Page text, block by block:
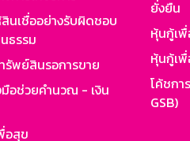
สินเชื่ออย่างรับผิดชอบ
ธรรม
รัพย์สินรอการขาย
มือช่วยคำนวณ - เงิน
อสุข
ยั่งยืน
หุ้นกู้เ
หุ้นกู้เ
โค้ชกา
GSB)